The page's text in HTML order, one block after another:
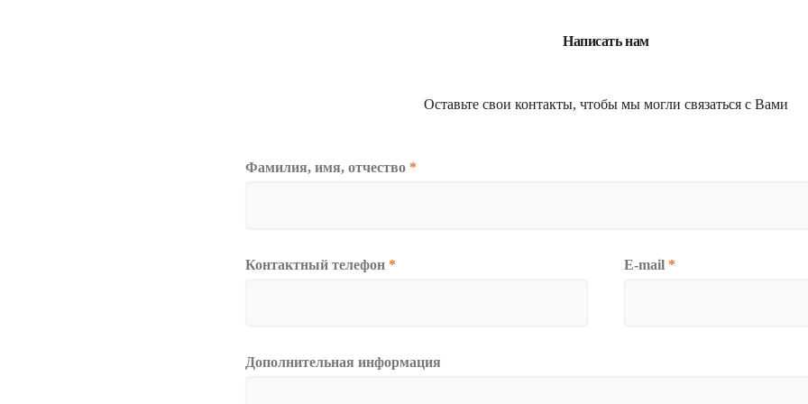
Написать нам
Оставьте свои контакты, чтобы мы могли связаться с Вами
Фамилия, имя, отчество *
Контактный телефон * E-mail *
Дополнительная информация